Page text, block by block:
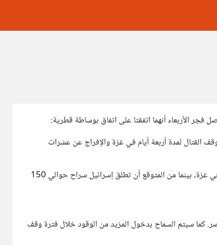
الأربعاء أنهما اتفقتا على اتفاق بوساطة قطرية:
القتال لمدة أربعة أيام في غزة والإفراج عن عشرات
تطلق حماس سراح ما لا يقل عن 50 امرأة وطفلا إسرائيليا محتجزين في غزة، بينما من المتوقع أن تطلق إسرائيل سراح حوالي 150
غزة من مصر. كما سيتم السماح بدخول المزيد من الوقود خلال فترة وقف